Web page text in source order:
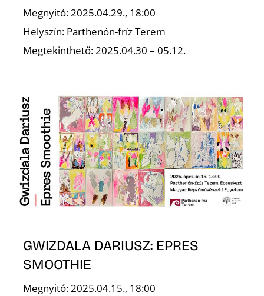
Megnyitó: 2025.04.29., 18:00
Helyszín: Parthenón-fríz Terem
Megtekinthető: 2025.04.30 – 05.12.
GWIZDALA DARIUSZ: EPRES
SMOOTHIE
Megnyitó: 2025.04.15., 18:00